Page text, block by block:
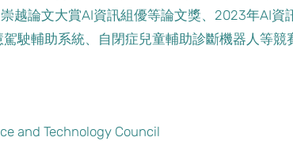
越論文大賞AI資訊組優等論文獎、2023年AI
駛輔助系統、自閉症兒童輔助診斷機器人等
and Technology Council